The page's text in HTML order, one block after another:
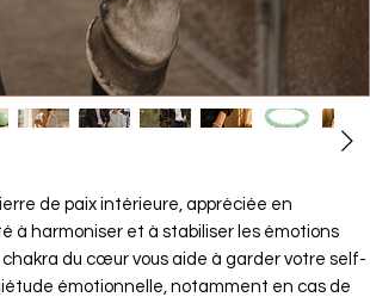
de paix intérieure, appréciée en
à harmoniser et à stabiliser les émotions
du cœur vous aide à garder votre self-
émotionnelle, notamment en cas de